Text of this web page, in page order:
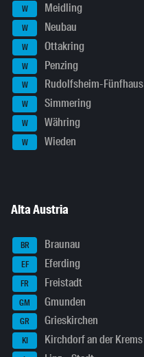
W Meidling
W Neubau
W Ottakring
W Penzing
W Rudolfsheim-Fünfhaus
W Simmering
W Währing
W Wieden
Alta Austria
BR Braunau
EF Eferding
FR Freistadt
GM Gmunden
GR Grieskirchen
KI Kirchdorf an der Krems